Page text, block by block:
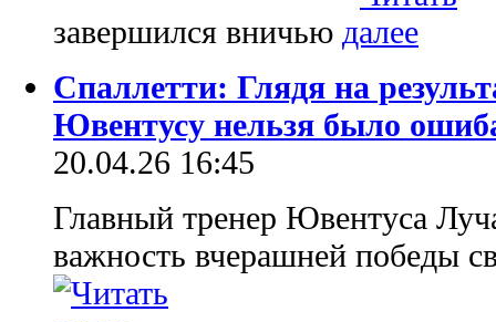
завершился вничью
Спаллетти: Глядя на
Ювентусу нельзя было
20.04.26 16:45
Главный тренер Ювентуса
важность вчерашней победы